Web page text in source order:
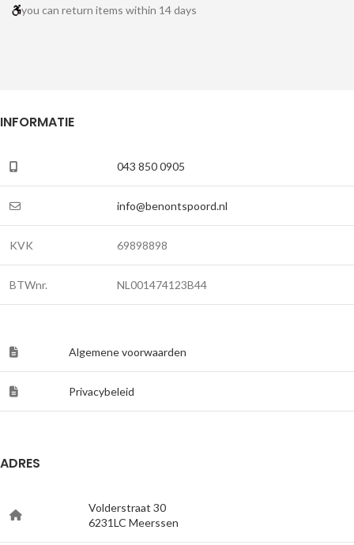
you can return items within 14 days
INFORMATIE
043 850 0905
info@benontspoord.nl
KVK 69898898
BTWnr. NL001474123B44
Algemene voorwaarden
Privacybeleid
ADRES
Volderstraat 30
6231LC Meerssen